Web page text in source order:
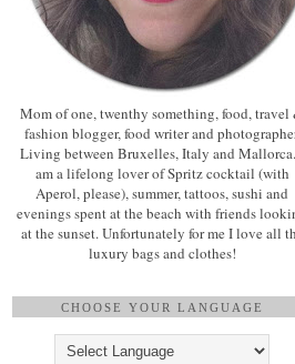
Mom of one, twenthy something, food, travel
fashion blogger, food writer and
Living between Bruxelles, Italy and
am a lifelong lover of Spritz cocktail (with
Aperol, please), summer, tattoos, sushi and
evenings spent at the beach with friends
at the sunset. Unfortunately for me I love all
luxury bags and clothes!
CHOOSE YOUR LANGUAGE